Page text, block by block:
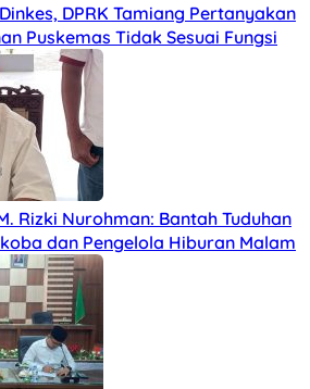
DPRK Tamiang Pertanyakan
Puskemas Tidak Sesuai Fungsi
Rizki Nurohman: Bantah Tuduhan
dan Pengelola Hiburan Malam